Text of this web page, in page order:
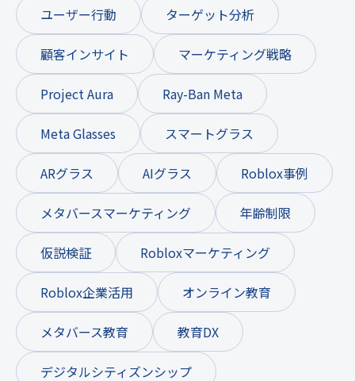
ユーザー行動 ターゲット分析
顧客インサイト マーケティング戦略
Project Aura Ray-Ban Meta
Meta Glasses スマートグラス
ARグラス AIグラス Roblox事例
メタバースマーケティング 年齢制限
仮説検証 Robloxマーケティング
Roblox企業活用 オンライン教育
メタバース教育 教育DX
デジタルシティズンシップ